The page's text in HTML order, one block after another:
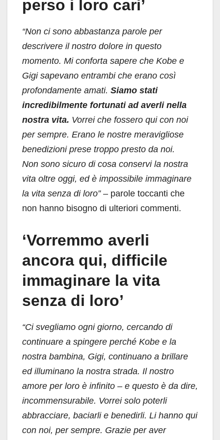
perso i loro cari’
“Non ci sono abbastanza parole per
descrivere il nostro dolore in questo
momento. Mi conforta sapere che Kobe e
Gigi sapevano entrambi che erano così
profondamente amati. Siamo stati
incredibilmente fortunati ad averli nella
nostra vita. Vorrei che fossero qui con noi
per sempre. Erano le nostre meravigliose
benedizioni prese troppo presto da noi.
Non sono sicuro di cosa conservi la nostra
vita oltre oggi, ed è impossibile immaginare
la vita senza di loro” – parole toccanti che
non hanno bisogno di ulteriori commenti.
‘Vorremmo averli
ancora qui, difficile
immaginare la vita
senza di loro’
“Ci svegliamo ogni giorno, cercando di
continuare a spingere perché Kobe e la
nostra bambina, Gigi, continuano a brillare
ed illuminano la nostra strada. Il nostro
amore per loro è infinito – e questo è da dire,
incommensurabile. Vorrei solo poterli
abbracciare, baciarli e benedirli. Li hanno qui
con noi, per sempre. Grazie per aver